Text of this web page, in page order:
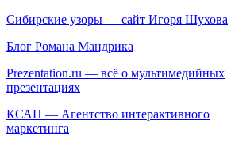
Сибирские узоры — сайт Игоря Шухова
Блог Романа Мандрика
Prezentation.ru — всё о мультимедийных
презентациях
КСАН — Агентство интерактивного
маркетинга